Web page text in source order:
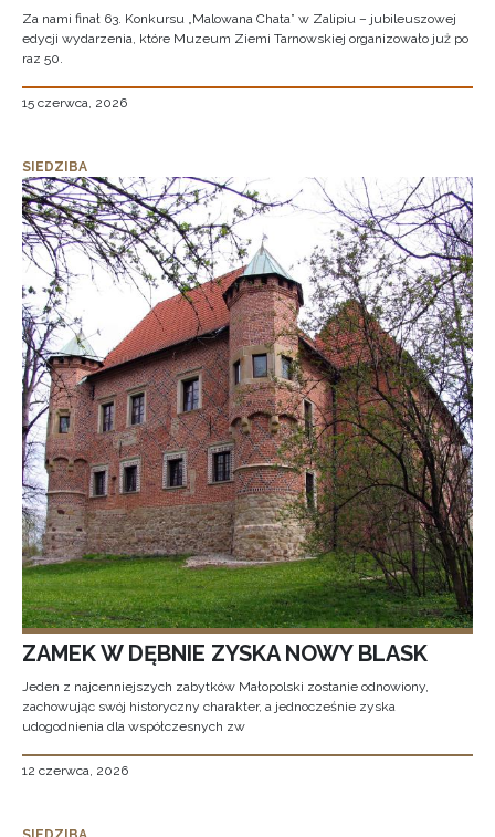
Za nami finał 63. Konkursu „Malowana Chata” w Zalipiu – jubileuszowej
edycji wydarzenia, które Muzeum Ziemi Tarnowskiej organizowało już po
raz 50.
15 czerwca, 2026
SIEDZIBA
ZAMEK W DĘBNIE ZYSKA NOWY BLASK
Jeden z najcenniejszych zabytków Małopolski zostanie odnowiony,
zachowując swój historyczny charakter, a jednocześnie zyska
udogodnienia dla współczesnych zw
12 czerwca, 2026